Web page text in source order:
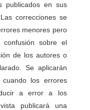
publicados en sus
correcciones se
menores pero
confusión sobre el
de los autores o
Se aplicarán
cuando los errores
a error a los
publicará una